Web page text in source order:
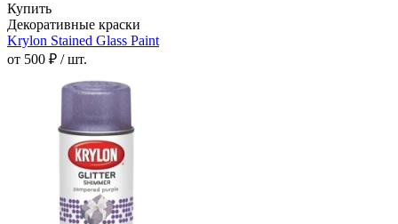
Купить
Декоративные краски
Krylon Stained Glass Paint
от 500 ₽ / шт.